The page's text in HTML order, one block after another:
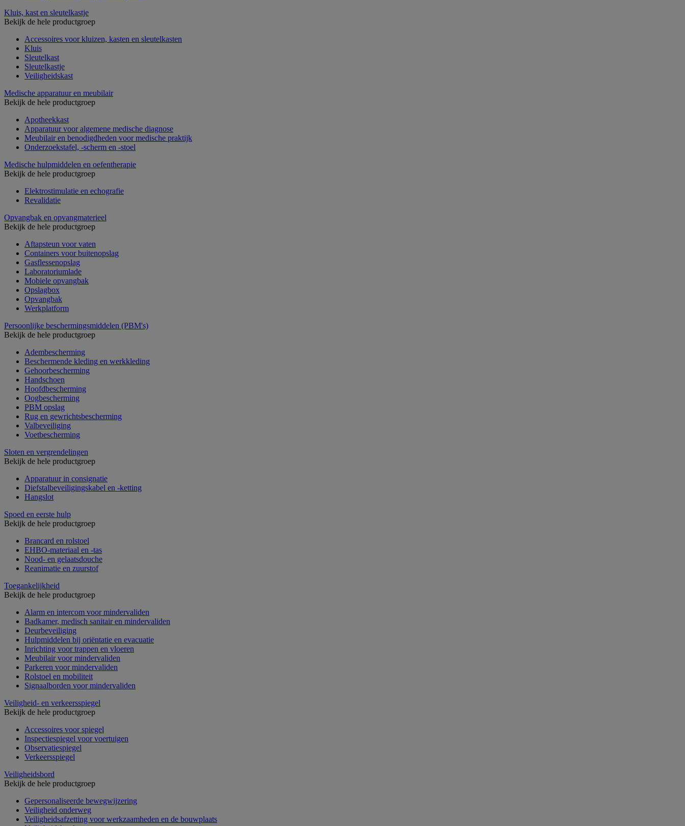
Kluis, kast en sleutelkastje
Bekijk de hele productgroep
Accessoires voor kluizen, kasten en sleutelkasten
Kluis
Sleutelkast
Sleutelkastje
Veiligheidskast
Medische apparatuur en meubilair
Bekijk de hele productgroep
Apotheekkast
Apparatuur voor algemene medische diagnose
Meubilair en benodigdheden voor medische praktijk
Onderzoekstafel, -scherm en -stoel
Medische hulpmiddelen en oefentherapie
Bekijk de hele productgroep
Elektrostimulatie en echografie
Revalidatie
Opvangbak en opvangmaterieel
Bekijk de hele productgroep
Aftapsteun voor vaten
Containers voor buitenopslag
Gasflessenopslag
Laboratoriumlade
Mobiele opvangbak
Opslagbox
Opvangbak
Werkplatform
Persoonlijke beschermingsmiddelen (PBM's)
Bekijk de hele productgroep
Adembescherming
Beschermende kleding en werkkleding
Gehoorbescherming
Handschoen
Hoofdbescherming
Oogbescherming
PBM opslag
Rug en gewrichtsbescherming
Valbeveiliging
Voetbescherming
Sloten en vergrendelingen
Bekijk de hele productgroep
Apparatuur in consignatie
Diefstalbeveiligingskabel en -ketting
Hangslot
Spoed en eerste hulp
Bekijk de hele productgroep
Brancard en rolstoel
EHBO-materiaal en -tas
Nood- en gelaatsdouche
Reanimatie en zuurstof
Toegankelijkheid
Bekijk de hele productgroep
Alarm en intercom voor mindervaliden
Badkamer, medisch sanitair en mindervaliden
Deurbeveiliging
Hulpmiddelen bij oriëntatie en evacuatie
Inrichting voor trappen en vloeren
Meubilair voor mindervaliden
Parkeren voor mindervaliden
Rolstoel en mobiliteit
Signaalborden voor mindervaliden
Veiligheid- en verkeersspiegel
Bekijk de hele productgroep
Accessoires voor spiegel
Inspectiespiegel voor voertuigen
Observatiespiegel
Verkeersspiegel
Veiligheidsbord
Bekijk de hele productgroep
Gepersonaliseerde bewegwijzering
Veiligheid onderweg
Veiligheidsafzetting voor werkzaamheden en de bouwplaats